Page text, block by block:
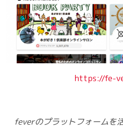
https://fe-
feverのプラットフォームを